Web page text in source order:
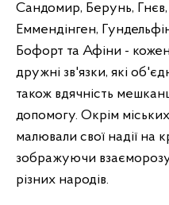
Сандомир, Берунь,
Еммендінген,
Бофорт та Афіни -
дружні зв'язки, які
також вдячність
допомогу. Окрім
малювали свої надії на
зображуючи
різних народів.